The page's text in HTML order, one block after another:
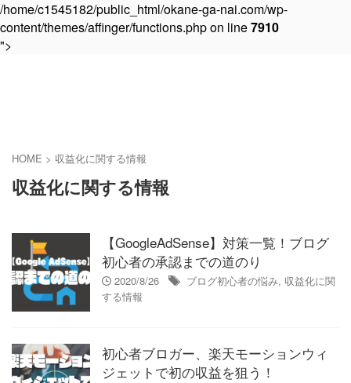
/home/c1545182/public_html/okane-ga-nai.com/wp-
content/themes/affinger/functions.php on line7910
">
HOME > 収益化に関する情報
収益化に関する情報
【GoogleAdSense】対策一覧！ブログ
初心者の承認までの道のり
2020/8/26 ブログ初心者の悩み, 収益化に関
する情報
初心者ブロガー、楽天モーションウィ
ジェットで初の収益を狙う！